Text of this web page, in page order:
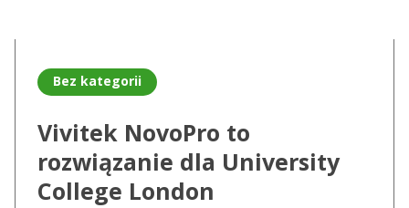
Bez kategorii
Vivitek NovoPro to
rozwiązanie dla University
College London